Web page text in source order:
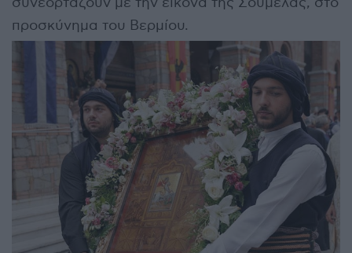
προσκύνημα του Βερμίου.